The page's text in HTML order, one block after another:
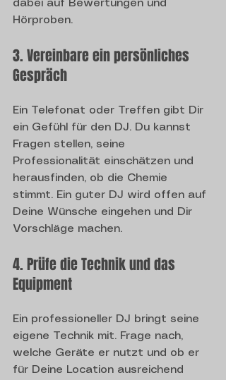
dabei auf Bewertungen und
Hörproben.
3. Vereinbare ein persönliches
Gespräch
Ein Telefonat oder Treffen gibt Dir
ein Gefühl für den DJ. Du kannst
Fragen stellen, seine
Professionalität einschätzen und
herausfinden, ob die Chemie
stimmt. Ein guter DJ wird offen auf
Deine Wünsche eingehen und Dir
Vorschläge machen.
4. Prüfe die Technik und das
Equipment
Ein professioneller DJ bringt seine
eigene Technik mit. Frage nach,
welche Geräte er nutzt und ob er
für Deine Location ausreichend